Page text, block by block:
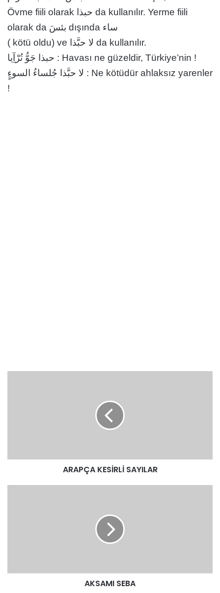
Övme fiili olarak حبذا da kullanılır. Yerme fiili
olarak da بئسَ dışında ساء
( kötü oldu) ve لا حبَّذا da kullanılır.
حبذا جَوُّ تُرْآِيا : Havası ne güzeldir, Türkiye’nin !
لا حبَّذا جُلساءُ السوءِِِ : Ne kötüdür ahlaksız yarenler
!
ARAPÇA KESİRLİ SAYILAR
AKSAMI SEBA